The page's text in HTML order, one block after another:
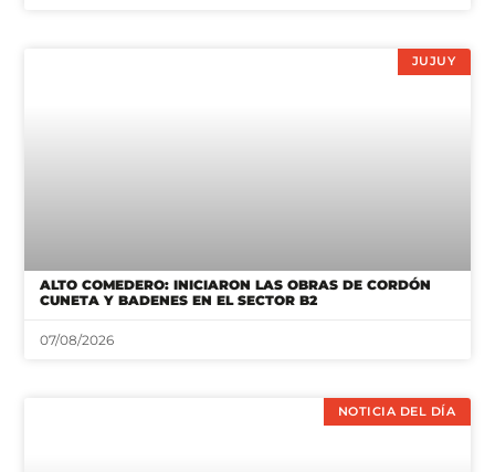
JUJUY
ALTO COMEDERO: INICIARON LAS OBRAS DE CORDÓN
CUNETA Y BADENES EN EL SECTOR B2
07/08/2026
NOTICIA DEL DÍA